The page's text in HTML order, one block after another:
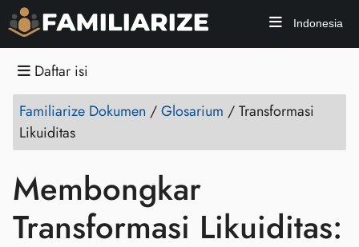
Indonesia
Daftar isi
Familiarize Dokumen /Glosarium /Transformasi
Likuiditas
Membongkar
Transformasi Likuiditas: